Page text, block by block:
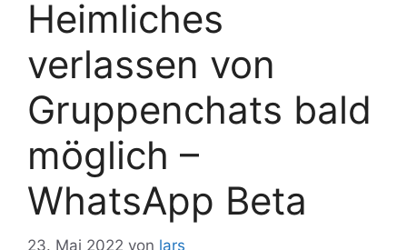
Heimliches
verlassen von
Gruppenchats bald
möglich –
WhatsApp Beta
23. Mai 2022 von lars